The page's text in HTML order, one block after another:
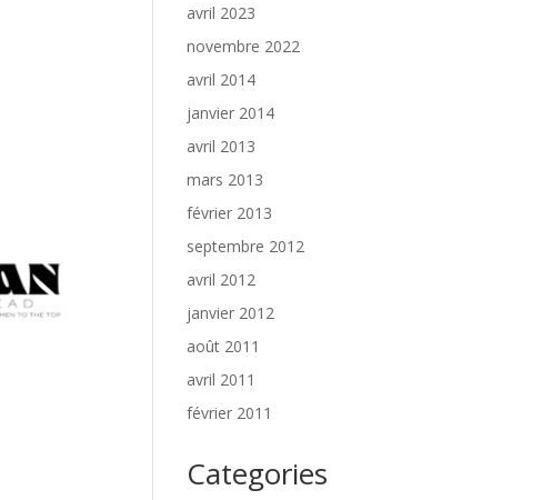
avril 2023
novembre 2022
avril 2014
janvier 2014
avril 2013
mars 2013
février 2013
septembre 2012
avril 2012
janvier 2012
août 2011
avril 2011
février 2011
Categories